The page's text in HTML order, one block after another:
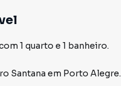
1 quarto e 1 banheiro.
Santana em Porto Alegre.